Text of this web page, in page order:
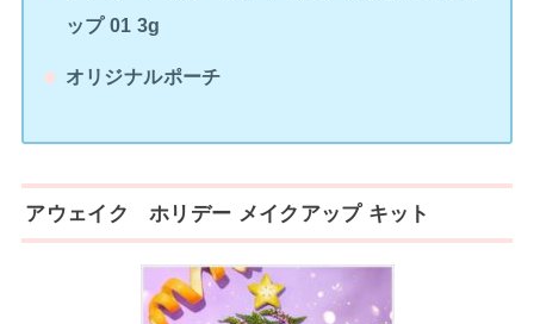
ップ 01 3g
オリジナルポーチ
アウェイク ホリデー メイクアップ キット